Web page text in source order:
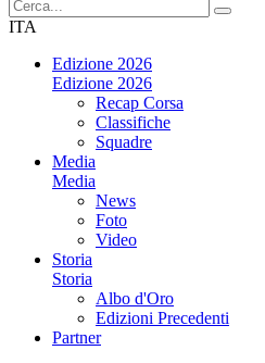
ITA
Edizione 2026
Edizione 2026
Recap Corsa
Classifiche
Squadre
Media
Media
News
Foto
Video
Storia
Storia
Albo d'Oro
Edizioni Precedenti
Partner